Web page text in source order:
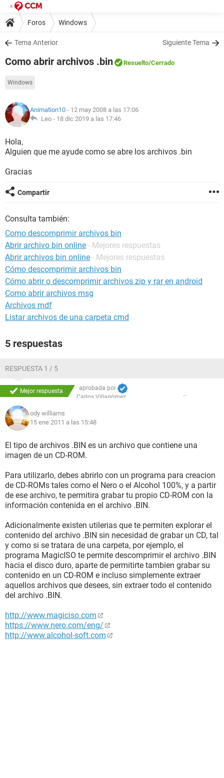
Foros Windows
Tema Anterior Siguiente Tema
Como abrir archivos .bin Resuelto/Cerrado
Windows
Animation10 - 12 may 2008 a las 17:06
Leo - 18 dic 2019 a las 17:46
Hola,
Alguien que me ayude como se abre los archivos .bin
Gracias
Compartir
Consulta también:
Como descomprimir archivos bin
Abrir archivo bin online - Mejores respuestas
Abrir archivos bin online - Mejores respuestas
Cómo descomprimir archivos bin
Cómo abrir o descomprimir archivos zip y rar en android
Como abrir archivos msg
Archivos mdf
Listar archivos de una carpeta cmd
5 respuestas
RESPUESTA 1 / 5
Mejor respuesta
aprobada por
Carlos Villagómez
ody williams
15 ene 2011 a las 15:48
El tipo de archivos .BIN es un archivo que contiene una
imagen de un CD-ROM.
Para utilizarlo, debes abrirlo con un programa para creacion
de CD-ROMs tales como el Nero o el Alcohol 100%, y a partir
de ese archivo, te permitira grabar tu propio CD-ROM con la
información contenida en el archivo .BIN.
Adicionalmente existen utilerias que te permiten explorar el
contenido del archivo .BIN sin necesidad de grabar un CD, tal
y como si se tratara de una carpeta, por ejemplo, el
programa MagicISO te permite descomprimir el archivo .BIN
hacia el disco duro, aparte de permitirte tambien grabar su
contenido en un CD-ROM e incluso simplemente extraer
aquellos archivos que desees, sin extraer todo el contenido
del archivo .BIN.
http://www.magiciso.com
https://www.nero.com/eng/
http://www.alcohol-soft.com